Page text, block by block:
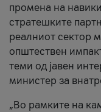
промена на
стратешките
реалниот сектор
општествен
теми од јавен
министер за
„Во рамките на